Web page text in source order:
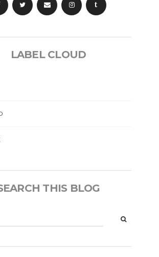
t
LABEL CLOUD
THIS BLOG